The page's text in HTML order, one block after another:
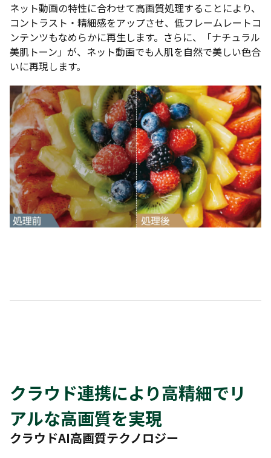
ネット動画の特性に合わせて高画質処理することにより、
コントラスト・精細感をアップさせ、低フレームレートコ
ンテンツもなめらかに再生します。さらに、「ナチュラル
美肌トーン」が、ネット動画でも人肌を自然で美しい色合
いに再現します。
クラウド連携により高精細でリ
アルな高画質を実現
クラウドAI高画質テクノロジー